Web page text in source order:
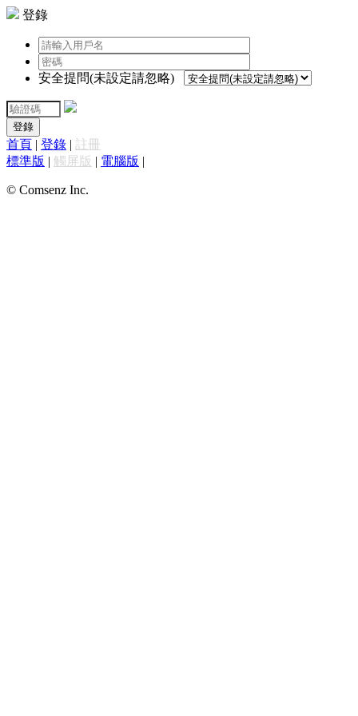
登錄
安全提問(未設定請忽略)
登錄
首頁 | 登錄 | 註冊
標準版 | 觸屏版 | 電腦版 |
© Comsenz Inc.